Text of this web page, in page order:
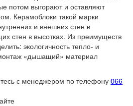
потом выгорают и оставляют
Керамоблоки такой марки
и внешних стен в
стен в высотках. Из преимуществ
экологичность тепло- и
«дышащий» материал
с менеджером по телефону 066